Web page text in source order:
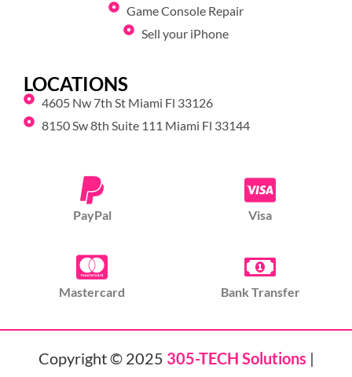
Game Console Repair
Sell your iPhone
LOCATIONS
4605 Nw 7th St Miami Fl 33126
8150 Sw 8th Suite 111 Miami Fl 33144
PayPal Visa
Mastercard Bank Transfer
Copyright © 2025 305-TECH Solutions |